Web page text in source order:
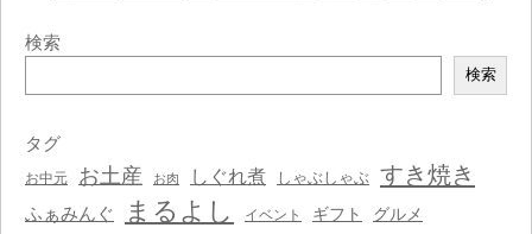
検索
索
検索
タグ
お中元 お土産 お肉 しぐれ煮 しゃぶしゃぶ すき焼き
ふぁみんぐ まるよし イベント ギフト グルメ